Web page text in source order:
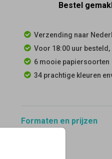
Bestel
Verzending naar
Voor 18:00 uur
6 mooie papiersoorten
34 prachtige kleuren
Formaten en prijzen